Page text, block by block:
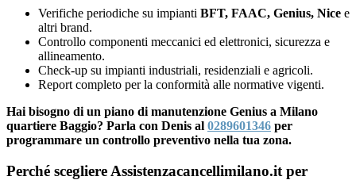
Verifiche periodiche su impianti BFT, FAAC, Genius, Nice e
altri brand.
Controllo componenti meccanici ed elettronici, sicurezza e
allineamento.
Check-up su impianti industriali, residenziali e agricoli.
Report completo per la conformità alle normative vigenti.
Hai bisogno di un piano di manutenzione Genius a Milano
quartiere Baggio? Parla con Denis al 0289601346 per
programmare un controllo preventivo nella tua zona.
Perché scegliere Assistenzacancellimilano.it per